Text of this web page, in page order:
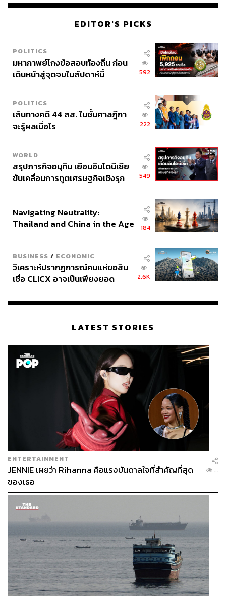
EDITOR'S PICKS
POLITICS
มหากาพย์โกงข้อสอบท้องถิ่น ก่อน
เดินหน้าสู่จุดจบในสัปดาห์นี้
592
POLITICS
เส้นทางคดี 44 สส. ในชั้นศาลฎีกา
จะรู้ผลเมื่อไร
222
WORLD
สรุปภารกิจอนุทิน เยือนอินโดนีเซีย
ขับเคลื่อนการทูตเศรษฐกิจเชิงรุก
549
Navigating Neutrality:
Thailand and China in the Age
184
BUSINESS / ECONOMIC
วิเคราะห์ปรากฏการณ์คนแห่ขอสิน
เชื่อ CLICX อาจเป็นเพียงยอด
เรือนไทยที่ถูกซุกไว้
2.6K
LATEST STORIES
ENTERTAINMENT
JENNIE เผยว่า Rihanna คือแรงบันดาลใจที่สำคัญที่สุด
ของเธอ
...